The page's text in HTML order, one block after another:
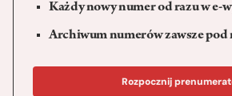
Każdy nowy numer od razu w e-
Archiwum numerów zawsze pod
Rozpocznij